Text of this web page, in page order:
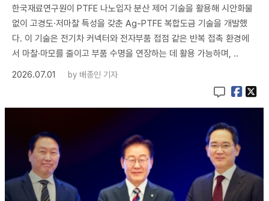
한국재료연구원이 PTFE 나노입자 분산 제어 기술을 활용해 시안화물
없이 고경도·저마찰 특성을 갖춘 Ag-PTFE 복합도금 기술을 개발했
다. 이 기술은 전기차 커넥터와 전자부품 접점 같은 반복 접촉 환경에
서 마찰·마모를 줄이고 부품 수명을 연장하는 데 활용 가능하며, ..
2026.07.01
by 배종인 기자